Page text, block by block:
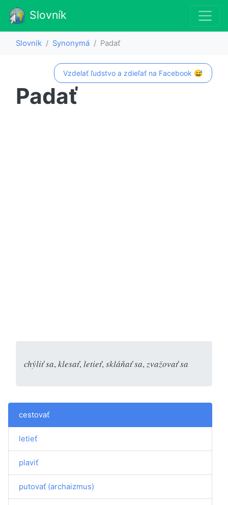
Slovník
Slovník Synonymá Padať
Vzdelať ľudstvo a zdieľať na Facebook 😅
Padať
chýliť sa, klesať, letieť, skláňať sa, zvažovať sa
cestovať
letieť
plaviť
putovať (archaizmus)